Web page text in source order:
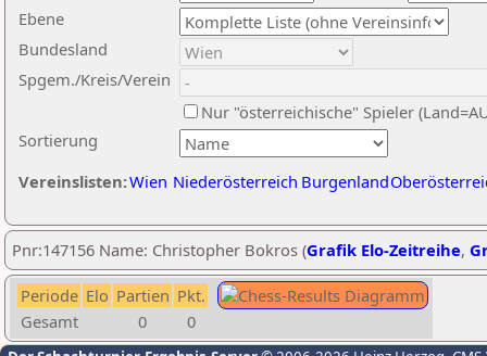
Ebene
Sortierung
Bundesland
Spgem./Kreis/Verein
Nur "österreichische" Spieler
Vereinslisten:Wien Niederösterreich Burgenland
Pnr:147156 Name: Christopher Bokros (Grafik Elo-Zeitreihe,
Periode Elo Partien Pkt.
Gesamt
0 0